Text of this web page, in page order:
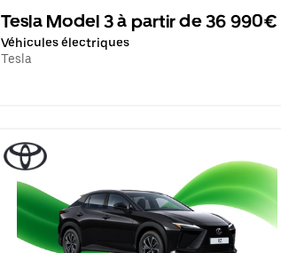
Tesla Model 3 à partir de 36 990€
Véhicules électriques
Tesla